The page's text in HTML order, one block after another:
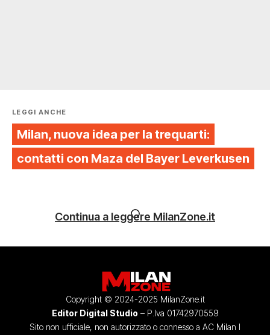
LEGGI ANCHE
Milan, nuova idea per la trequarti:
contatti con Maza del Bayer Leverkusen
Continua a leggere MilanZone.it
Copyright © 2024-2025 MilanZone.it
Editor Digital Studio – P.Iva 01742970559
Sito non ufficiale, non autorizzato o connesso a AC Milan I